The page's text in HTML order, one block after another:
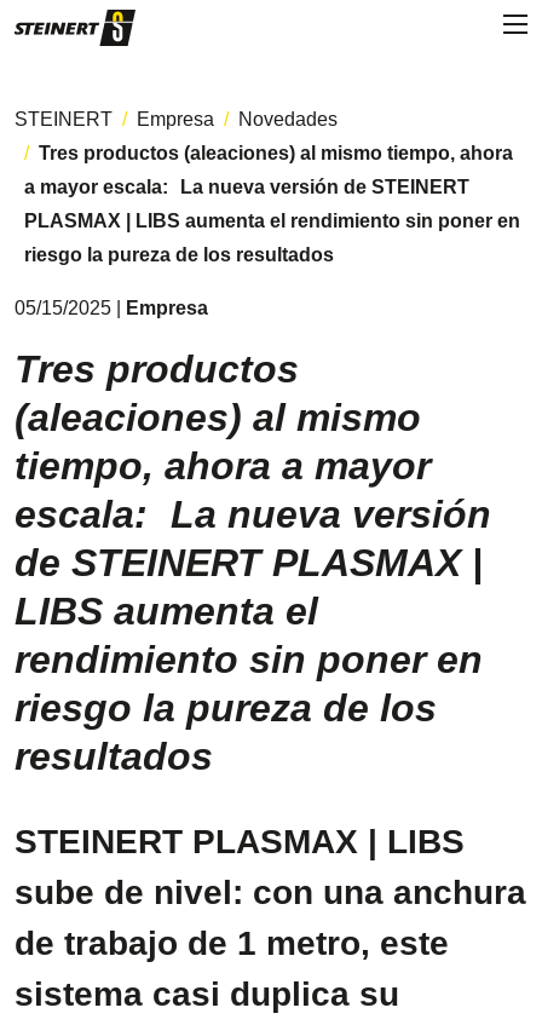
STEINERT Empresa
Novedades
Tres productos (aleaciones) al mismo tiempo, ahora
a mayor escala: La nueva versión de STEINERT
PLASMAX | LIBS aumenta el rendimiento sin poner en
riesgo la pureza de los resultados
05/15/2025 | Empresa
Tres productos
(aleaciones) al mismo
tiempo, ahora a mayor
escala: La nueva versión
de STEINERT PLASMAX |
LIBS aumenta el
rendimiento sin poner en
riesgo la pureza de los
resultados
STEINERT PLASMAX | LIBS
sube de nivel: con una anchura
de trabajo de 1 metro, este
sistema casi duplica su